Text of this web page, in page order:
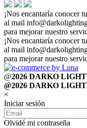
¡Nos encantaría conocer
al mail
para mejorar nuestro
¡Nos encantaría conocer
al mail
para mejorar nuestro
@2026 DARKO
@2026 DARKO
×
Iniciar sesión
Olvidé mi contraseña